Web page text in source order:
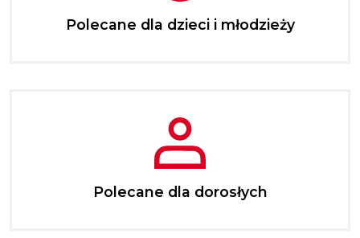
Polecane dla dzieci i młodzieży
Polecane dla dorosłych